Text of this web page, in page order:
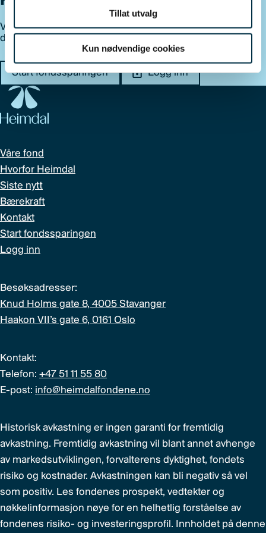
Tillat utvalg
Kun nødvendige cookies
Vi hjelper deg med å komme i gang med fondssparingen
din i dag.
Start fondssparingen Logg inn
Våre fond
Hvorfor Heimdal
Siste nytt
Bærekraft
Kontakt
Start fondssparingen
Logg inn
Besøksadresser:
Knud Holms gate 8, 4005 Stavanger
Haakon VII’s gate 6, 0161 Oslo
Kontakt:
Telefon: +47 51 11 55 80
E-post: info@heimdalfondene.no
Historisk avkastning er ingen garanti for fremtidig
avkastning. Fremtidig avkastning vil blant annet avhenge
av markedsutviklingen, forvalterens dyktighet, fondets
risiko og kostnader. Avkastningen kan bli negativ så vel
som positiv. Les fondenes prospekt, vedtekter og
nøkkelinformasjon nøye for en helhetlig forståelse av
fondenes risiko- og investeringsprofil. Innholdet på denne